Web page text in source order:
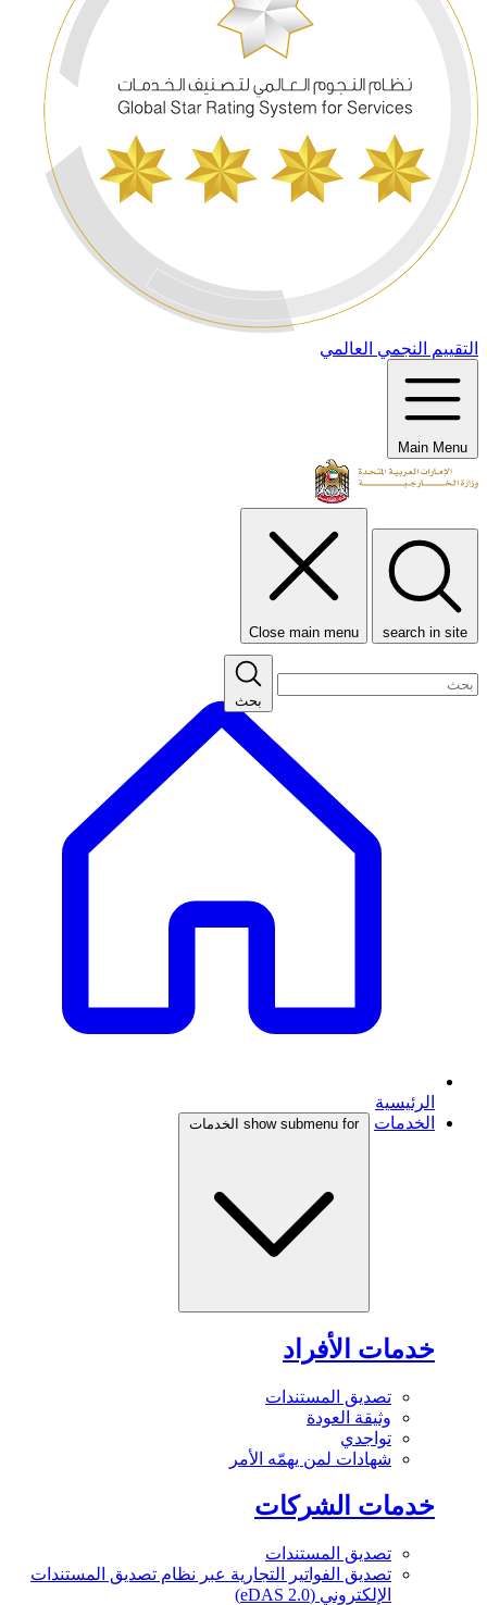
التقييم النجمي العالمي
Main Menu
search in site
Close main menu
بحث
الرئيسية
الخدمات
show submenu for الخدمات
خدمات الأفراد
تصديق المستندات
وثيقة العودة
تواجدي
شهادات لمن يهمّه الأمر
خدمات الشركات
تصديق المستندات
تصديق الفواتير التجارية عبر نظام تصديق المستندات
الإلكتروني (eDAS 2.0)